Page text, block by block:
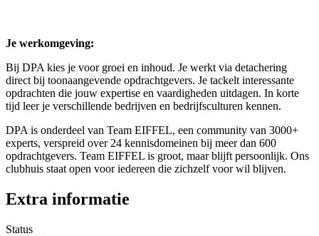
Je werkomgeving:
Bij DPA kies je voor groei en inhoud. Je werkt via detachering
direct bij toonaangevende opdrachtgevers. Je tackelt interessante
opdrachten die jouw expertise en vaardigheden uitdagen. In korte
tijd leer je verschillende bedrijven en bedrijfsculturen kennen.
DPA is onderdeel van Team EIFFEL, een community van 3000+
experts, verspreid over 24 kennisdomeinen bij meer dan 600
opdrachtgevers. Team EIFFEL is groot, maar blijft persoonlijk. Ons
clubhuis staat open voor iedereen die zichzelf voor wil blijven.
Extra informatie
Status